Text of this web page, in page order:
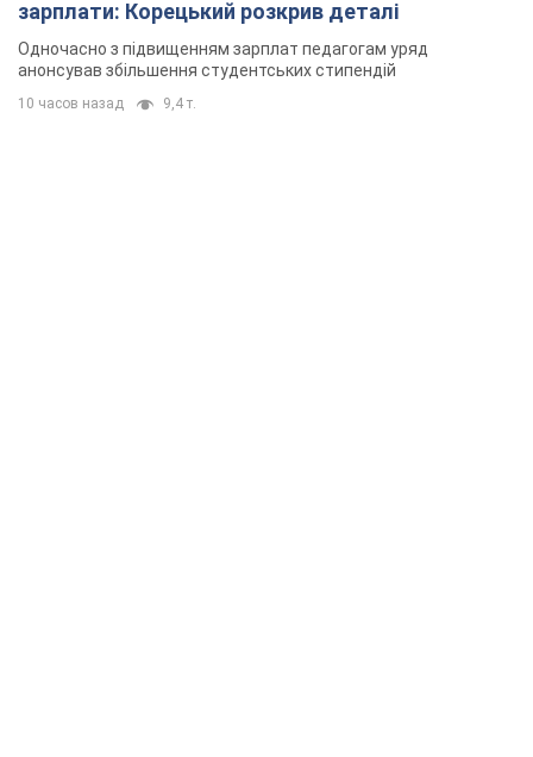
зарплати: Корецький розкрив деталі
Одночасно з підвищенням зарплат педагогам уряд
анонсував збільшення студентських стипендій
10 часов назад 9,4 т.